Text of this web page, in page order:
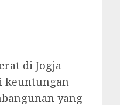
di Jogja
keuntungan
yang